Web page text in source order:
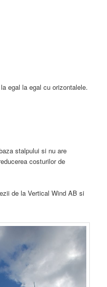
egal la egal cu orizontalele.
stalpului si nu are
costurilor de
de la Vertical Wind AB si